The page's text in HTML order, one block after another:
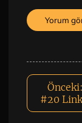
Önceki:
#20